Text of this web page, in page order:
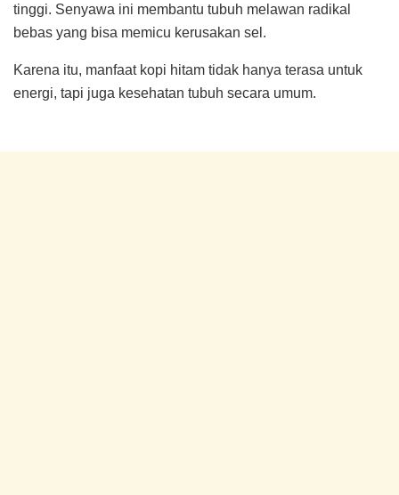
tinggi. Senyawa ini membantu tubuh melawan radikal
bebas yang bisa memicu kerusakan sel.
Karena itu, manfaat kopi hitam tidak hanya terasa untuk
energi, tapi juga kesehatan tubuh secara umum.